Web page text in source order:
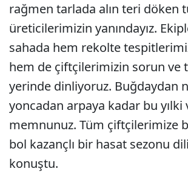
rağmen tarlada alın teri döken
üreticilerimizin yanındayız.
sahada hem rekolte
hem de çiftçilerimizin sorun ve
yerinde dinliyoruz. Buğdaydan
yoncadan arpaya kadar bu yılki
memnunuz. Tüm çiftçilerimize
bol kazançlı bir hasat sezonu
konuştu.